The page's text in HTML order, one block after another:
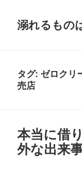
溺れるもの
タグ: ゼロクリ
売店
本当に借
外な出来